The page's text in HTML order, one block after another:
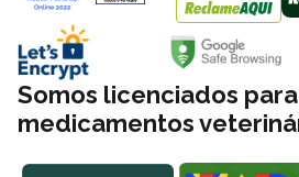
Somos licenciados
medicamentos